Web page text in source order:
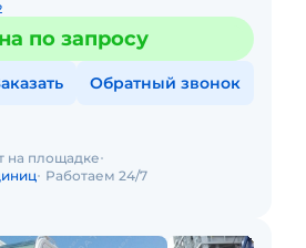
по запросу
Обратный звонок
на площадке
Работаем 24/7